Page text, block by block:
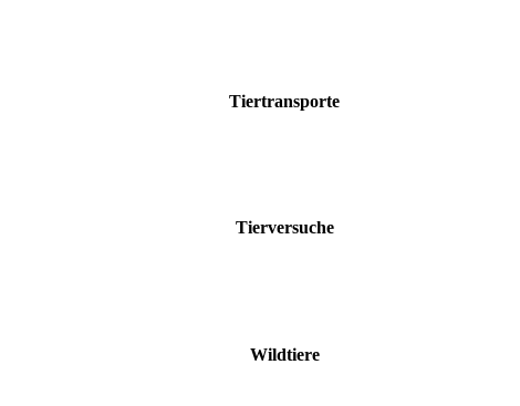
Tiertransporte
Tierversuche
Wildtiere